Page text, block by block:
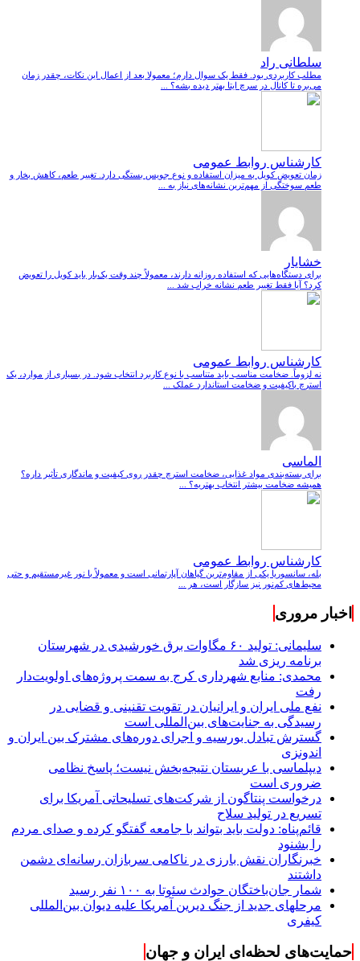
سلطانی راد
مطلب کاربردی بود. فقط یک سوال دارم؛ معمولا بعد از اعمال این نکات، چقدر زمان
می‌بره تا کانال در سرچ ایتا بهتر دیده بشه؟ ...
کارشناس روابط عمومی
زمان تعویض کویل به میزان استفاده و نوع جویس بستگی دارد. تغییر طعم، کاهش بخار و
طعم سوختگی از مهم‌ترین نشانه‌های نیاز به ...
خشایار
برای دستگاه‌هایی که استفاده روزانه دارند، معمولاً چند وقت یک‌بار باید کویل را تعویض
کرد؟ آیا فقط تغییر طعم نشانه خراب شد ...
کارشناس روابط عمومی
نه لزوماً. ضخامت مناسب باید متناسب با نوع کاربرد انتخاب شود. در بسیاری از موارد، یک
استرچ باکیفیت و ضخامت استاندارد عملک ...
الماسی
برای بسته‌بندی مواد غذایی، ضخامت استرچ چقدر روی کیفیت و ماندگاری تأثیر داره؟
همیشه ضخامت بیشتر انتخاب بهتریه؟ ...
کارشناس روابط عمومی
بله، سانسوریا یکی از مقاوم‌ترین گیاهان آپارتمانی است و معمولاً با نور غیرمستقیم و حتی
محیط‌های کم‌نور نیز سازگار است، هر ...
اخبار مروری
سلیمانی: تولید ۶۰ مگاوات برق خورشیدی در شهرستان
برنامه ریزی شد
محمدی: منابع شهرداری کرج به سمت پروژه‌های اولویت‌دار
رفت
نفع ملی ایران و ایرانیان در تقویت تقنینی و قضایی در
رسیدگی به جنایت‌های بین‌المللی است
گسترش تبادل بورسیه و اجرای دوره‌های مشترک بین ایران و
اندونزی
دیپلماسی با عربستان نتیجه‌بخش نیست؛ پاسخ نظامی
ضروری است
درخواست پنتاگون از شرکت‌های تسلیحاتی آمریکا برای
تسریع در تولید سلاح
قائم‌پناه: دولت باید بتواند با جامعه گفتگو کرده و صدای مردم
را بشنود
خبرنگاران نقش بارزی در ناکامی سربازان رسانه‌ای دشمن
داشتند
شمار جان‌باختگان حوادث سئوتا به ۱۰۰ نفر رسید
مرحله‎ای جدید از جنگ دیرین آمریکا علیه دیوان بین‌المللی
کیفری
حمایت‌های لحظه‌ای ایران و جهان